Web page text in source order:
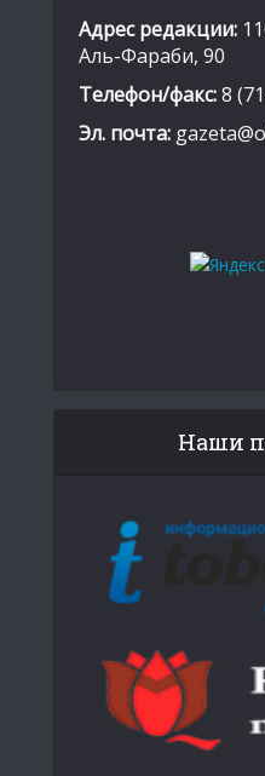
Адрес редакции:
Аль-Фараби, 90
Телефон/факс:8
Эл. почта:
Наши